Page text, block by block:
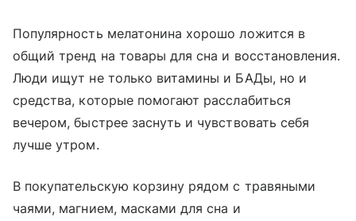
Популярность мелатонина хорошо ложится в
общий тренд на товары для сна и восстановления.
Люди ищут не только витамины и БАДы, но и
средства, которые помогают расслабиться
вечером, быстрее заснуть и чувствовать себя
лучше утром.
В покупательскую корзину рядом с травяными
чаями, магнием, масками для сна и